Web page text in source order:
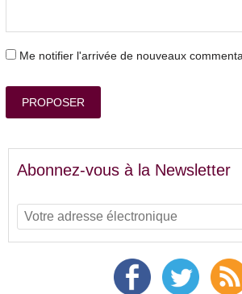
Me notifier l'arrivée de nouveaux
PROPOSER
Abonnez-vous à la Newsletter